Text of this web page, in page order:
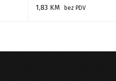
1,83 KM
bez PDV